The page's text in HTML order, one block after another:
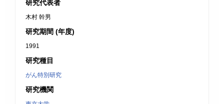
研究代表者
木村 幹男
研究期間 (年度)
1991
研究種目
がん特別研究
研究機関